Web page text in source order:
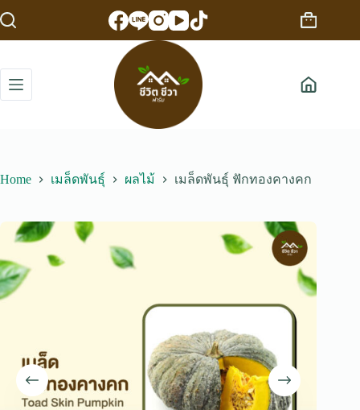
to
Shopping
cart
Home เมล็ดพันธุ์ ผลไม้ เมล็ดพันธุ์ ฟักทองคางคก